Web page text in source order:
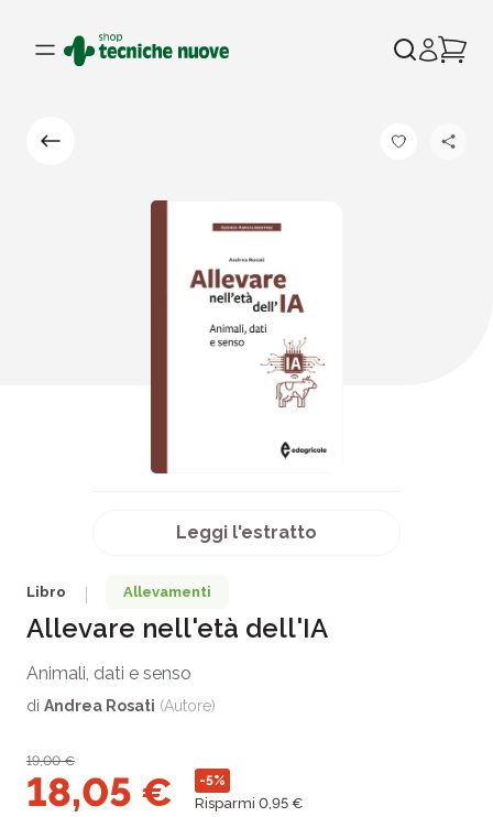
Leggi l'estratto
Libro Allevamenti
Allevare nell'età dell'IA
Animali, dati e senso
di Andrea Rosati (Autore)
19,00€
18,05 € -5%
Risparmi 0,95 €